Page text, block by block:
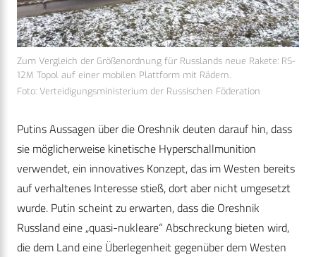
Zum Vergleich der Größenordnung für Russlands neue Rakete: RS-
12M Topol auf einer mobilen Plattform mit Rädern.
Foto: Verteidigungsministerium der Russischen Föderation
Putins Aussagen über die Oreshnik deuten darauf hin, dass
sie möglicherweise kinetische Hyperschallmunition
verwendet, ein innovatives Konzept, das im Westen bereits
auf verhaltenes Interesse stieß, dort aber nicht umgesetzt
wurde. Putin scheint zu erwarten, dass die Oreshnik
Russland eine „quasi-nukleare“ Abschreckung bieten wird,
die dem Land eine Überlegenheit gegenüber dem Westen